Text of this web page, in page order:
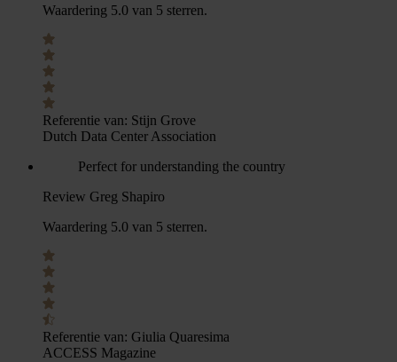
Waardering 5.0 van 5 sterren.
Referentie van: Stijn Grove
Dutch Data Center Association
Perfect for understanding the country
Review Greg Shapiro
Waardering 5.0 van 5 sterren.
Referentie van: Giulia Quaresima
ACCESS Magazine